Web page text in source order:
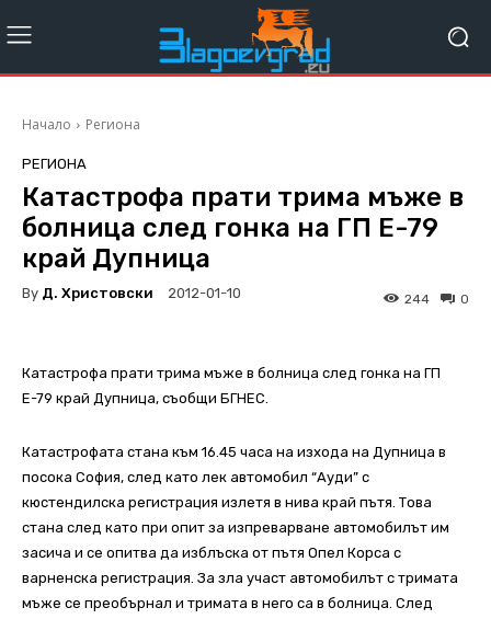
Начало Региона
РЕГИОНА
Катастрофа прати трима мъже в
болница след гонка на ГП Е-79
край Дупница
By Д. Христовски 2012-01-10 0
244
Катастрофа прати трима мъже в болница след гонка на ГП
Е-79 край Дупница, съобщи БГНЕС.
Катастрофата стана към 16.45 часа на изхода на Дупница в
посока София, след като лек автомобил “Ауди” с
кюстендилска регистрация излетя в нива край пътя. Това
стана след като при опит за изпреварване автомобилът им
засича и се опитва да изблъска от пътя Опел Корса с
варненска регистрация. За зла участ автомобилът с тримата
мъже се преобърнал и тримата в него са в болница. След